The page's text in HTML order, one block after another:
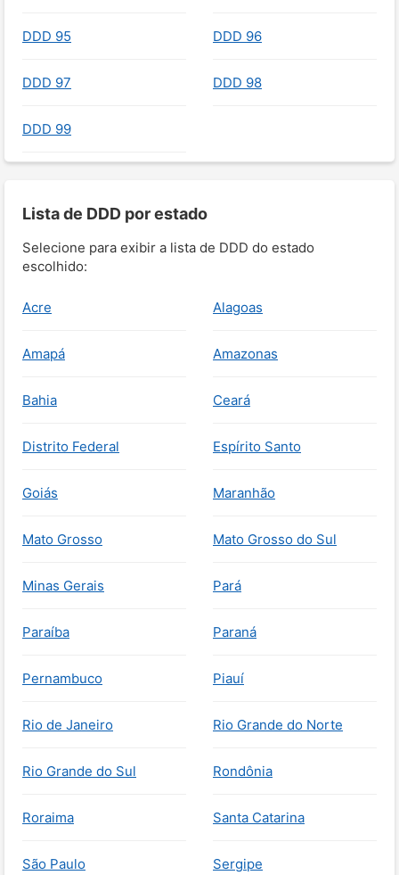
DDD 95 DDD 96
DDD 97 DDD 98
DDD 99
Lista de DDD por estado
Selecione para exibir a lista de DDD do estado
escolhido:
Acre Alagoas
Amapá Amazonas
Bahia Ceará
Distrito Federal Espírito Santo
Goiás Maranhão
Mato Grosso Mato Grosso do Sul
Minas Gerais Pará
Paraíba Paraná
Pernambuco Piauí
Rio de Janeiro Rio Grande do Norte
Rio Grande do Sul Rondônia
Roraima Santa Catarina
São Paulo Sergipe